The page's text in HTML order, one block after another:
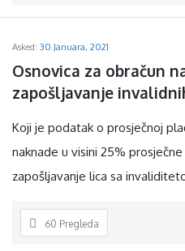
Asked: 30 Januara, 2021
Osnovica za obračun
zapošljavanje
Koji je podatak o prosječnoj
naknade u visini 25%
zapošljavanje lica sa
60 Pregleda